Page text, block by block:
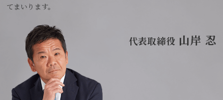
てまいります。
代表取締役 山岸 忍